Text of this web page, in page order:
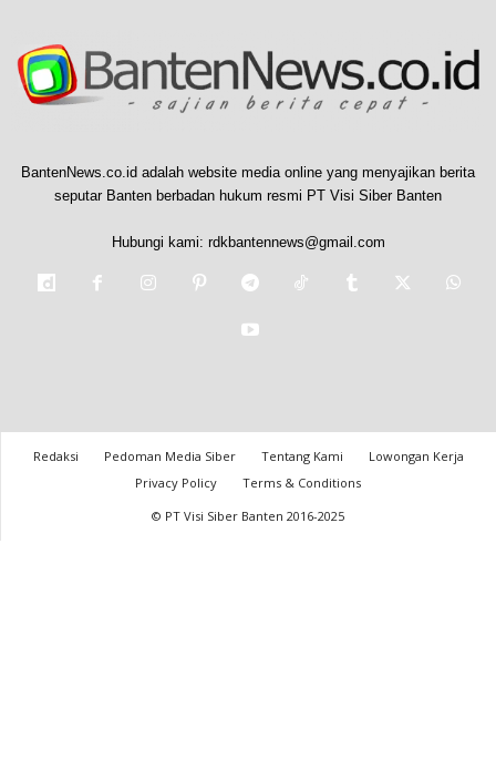
BantenNews.co.id adalah website media online yang menyajikan berita
seputar Banten berbadan hukum resmi PT Visi Siber Banten
Hubungi kami: rdkbantennews@gmail.com
Redaksi Pedoman Media Siber Tentang Kami
Lowongan Kerja
Privacy Policy
Terms & Conditions
© PT Visi Siber Banten 2016-2025